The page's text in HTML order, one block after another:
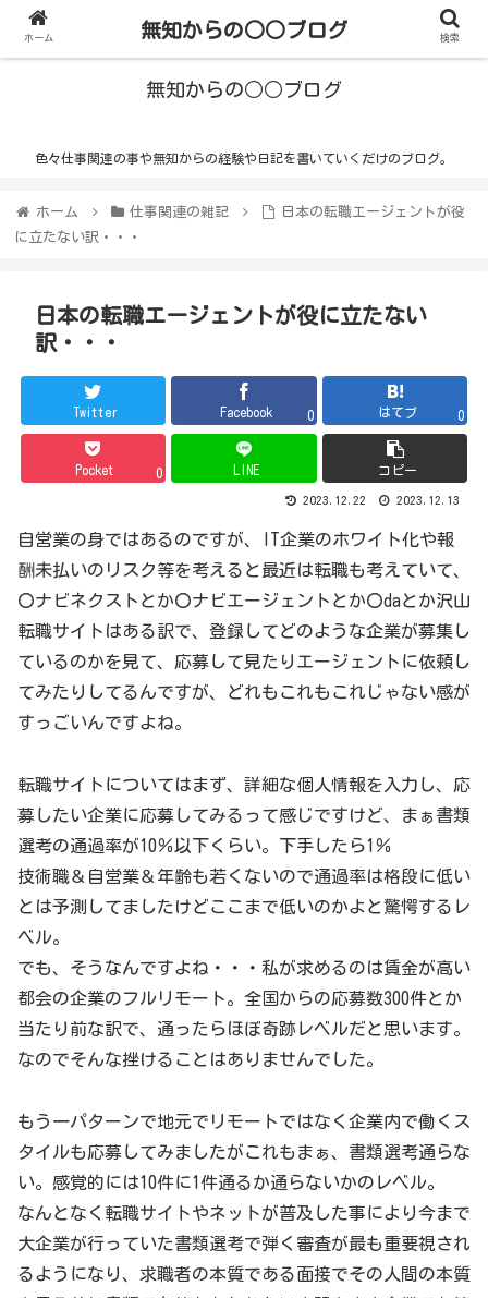
無知からの○○ブログ
色々仕事関連の事や無知からの経験や日記を書いていくだけのブログ。
ホーム 仕事関連の雑記
日本の転職エージェントが役
に立たない訳・・・
日本の転職エージェントが役に立たない
訳・・・
Twitter Facebook 0 はてブ 0
Pocket 0 LINE コピー
2023.12.22 2023.12.13
自営業の身ではあるのですが、IT企業のホワイト化や報
酬未払いのリスク等を考えると最近は転職も考えていて、
〇ナビネクストとか〇ナビエージェントとか〇daとか沢山
転職サイトはある訳で、登録してどのような企業が募集し
ているのかを見て、応募して見たりエージェントに依頼し
てみたりしてるんですが、どれもこれもこれじゃない感が
すっごいんですよね。
転職サイトについてはまず、詳細な個人情報を入力し、応
募したい企業に応募してみるって感じですけど、まぁ書類
選考の通過率が10％以下くらい。下手したら1％
技術職＆自営業＆年齢も若くないので通過率は格段に低い
とは予測してましたけどここまで低いのかよと驚愕するレ
ベル。
でも、そうなんですよね・・・私が求めるのは賃金が高い
都会の企業のフルリモート。全国からの応募数300件とか
当たり前な訳で、通ったらほぼ奇跡レベルだと思います。
なのでそんな挫けることはありませんでした。
もう一パターンで地元でリモートではなく企業内で働くス
タイルも応募してみましたがこれもまぁ、書類選考通らな
い。感覚的には10件に1件通るか通らないかのレベル。
なんとなく転職サイトやネットが普及した事により今まで
大企業が行っていた書類選考で弾く審査が最も重要視され
るようになり、求職者の本質である面接でその人間の本質
ホーム 無知からの○○ブログ 検索